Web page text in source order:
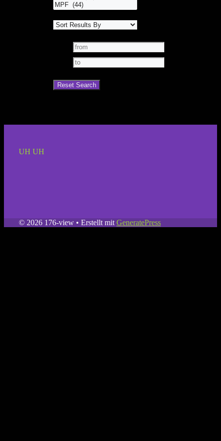
UH UH
© 2026 176-view • Erstellt mit GeneratePress